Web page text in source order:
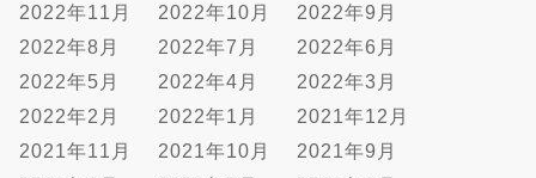
2022年11月
2022年10月
2022年9月
2022年8月
2022年7月
2022年6月
2022年5月
2022年4月
2022年3月
2022年2月
2022年1月
2021年12月
2021年11月
2021年10月
2021年9月